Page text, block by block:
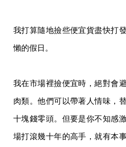
我打算隨地撿些便宜貨盡快打
懶的假日。
我在市場裡撿便宜時，絕對會
肉類。他們可以帶著人情味，
十塊錢零頭。但要是你不知感
場打滾幾十年的高手，就有本